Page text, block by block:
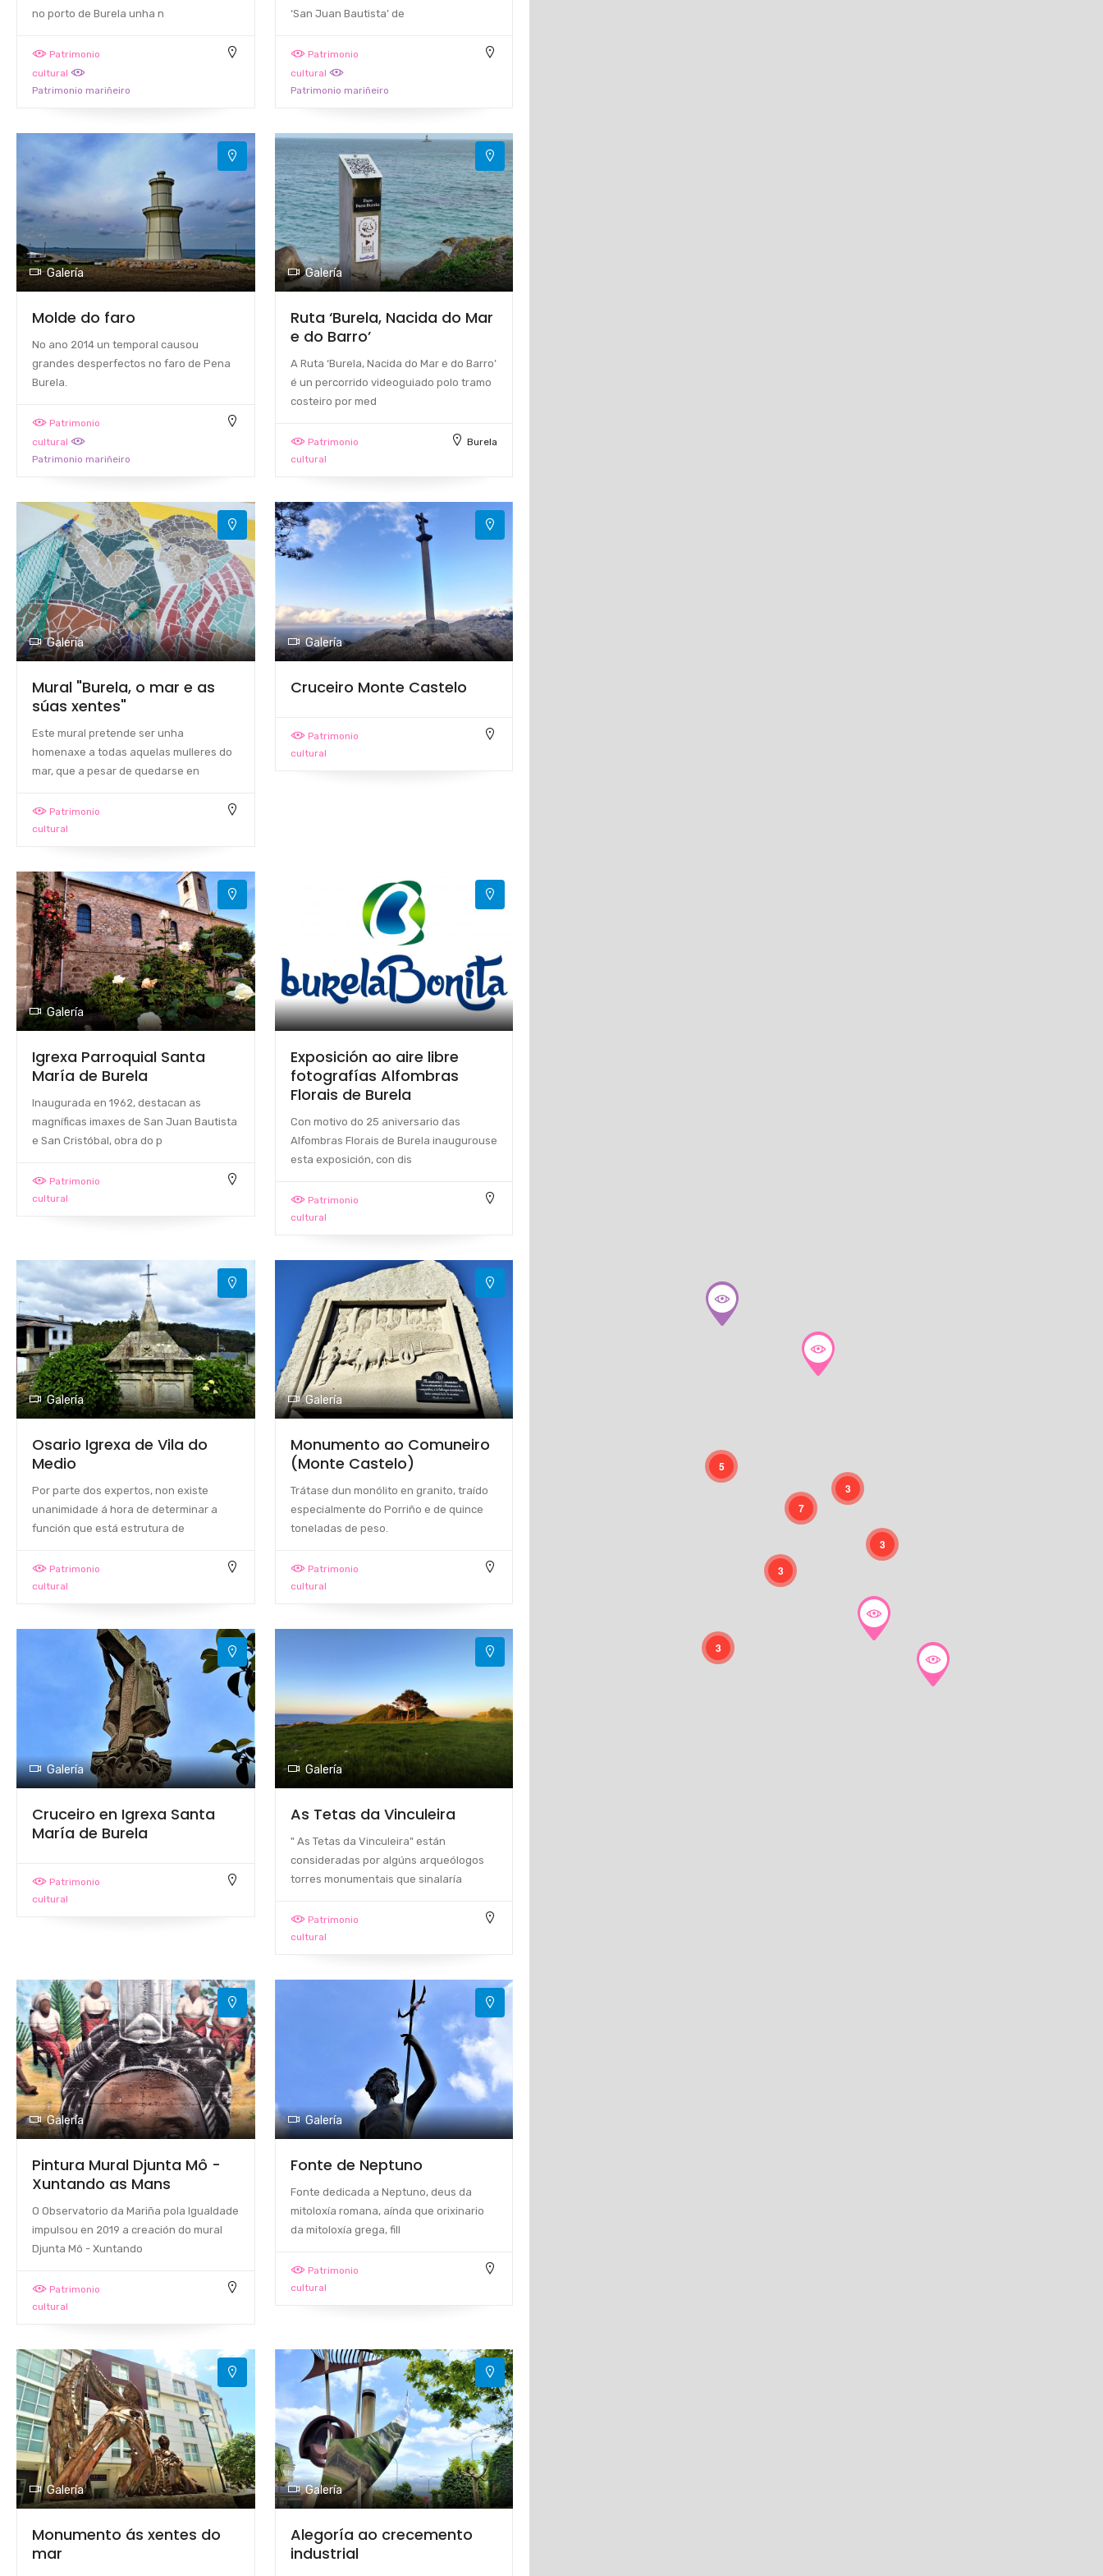
no porto de Burela unha n
Patrimonio
cultural
Patrimonio mariñeiro
‘San Juan Bautista’ de
Patrimonio
cultural
Patrimonio mariñeiro
Galería
Molde do faro
No ano 2014 un temporal causou
grandes desperfectos no faro de Pena
Burela.
Patrimonio
cultural
Patrimonio mariñeiro
Galería
Ruta ‘Burela, Nacida do Mar
e do Barro’
A Ruta ‘Burela, Nacida do Mar e do Barro’
é un percorrido videoguiado polo tramo
costeiro por med
Patrimonio
cultural
Burela
Galería
Mural "Burela, o mar e as
súas xentes"
Este mural pretende ser unha
homenaxe a todas aquelas mulleres do
mar, que a pesar de quedarse en
Patrimonio
cultural
Galería
Cruceiro Monte Castelo
Patrimonio
cultural
Galería
Igrexa Parroquial Santa
María de Burela
Inaugurada en 1962, destacan as
magníficas imaxes de San Juan Bautista
e San Cristóbal, obra do p
Patrimonio
cultural
Exposición ao aire libre
fotografías Alfombras
Florais de Burela
Con motivo do 25 aniversario das
Alfombras Florais de Burela inaugurouse
esta exposición, con dis
Patrimonio
cultural
Galería
Osario Igrexa de Vila do
Medio
Por parte dos expertos, non existe
unanimidade á hora de determinar a
función que está estrutura de
Patrimonio
cultural
Galería
Monumento ao Comuneiro
(Monte Castelo)
Trátase dun monólito en granito, traído
especialmente do Porriño e de quince
toneladas de peso.
Patrimonio
cultural
Galería
Cruceiro en Igrexa Santa
María de Burela
Patrimonio
cultural
Galería
As Tetas da Vinculeira
" As Tetas da Vinculeira" están
consideradas por algúns arqueólogos
torres monumentais que sinalaría
Patrimonio
cultural
Galería
Pintura Mural Djunta Mô -
Xuntando as Mans
O Observatorio da Mariña pola Igualdade
impulsou en 2019 a creación do mural
Djunta Mô - Xuntando
Patrimonio
cultural
Galería
Fonte de Neptuno
Fonte dedicada a Neptuno, deus da
mitoloxía romana, aínda que orixinario
da mitoloxía grega, fill
Patrimonio
cultural
Galería
Monumento ás xentes do
mar
Galería
Alegoría ao crecemento
industrial
5
3
3
7
3
3